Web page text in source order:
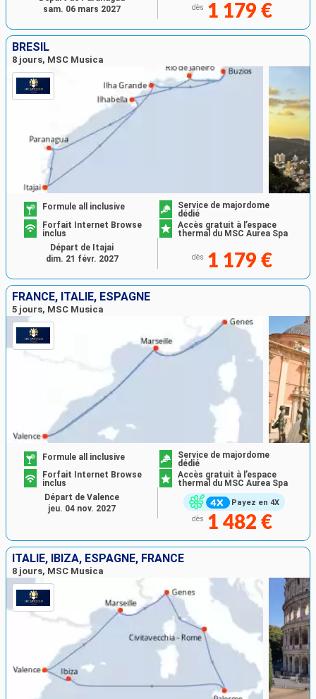
dès 1 179 €
sam. 06 mars 2027
BRÉSIL
8 jours, MSC Musica
Formule all inclusive
Service de majordome
dédié
Forfait Internet Browse
inclus
Accès gratuit à l’espace
thermal du MSC Aurea Spa
dès 1 179 €
Départ de Itajai
dim. 21 févr. 2027
FRANCE, ITALIE, ESPAGNE
5 jours, MSC Musica
Payez en 4X
Formule all inclusive
Service de majordome
dédié
Forfait Internet Browse
inclus
Accès gratuit à l’espace
thermal du MSC Aurea Spa
dès 1 482 €
Départ de Valence
jeu. 04 nov. 2027
ITALIE, IBIZA, ESPAGNE, FRANCE
8 jours, MSC Musica